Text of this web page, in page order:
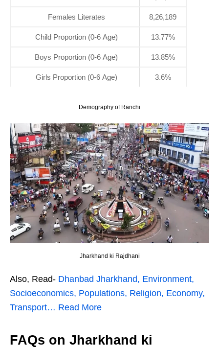
Females Literates 8,26,189
Child Proportion (0-6 Age) 13.77%
Boys Proportion (0-6 Age) 13.85%
Girls Proportion (0-6 Age) 3.6%
Demography of Ranchi
Jharkhand ki Rajdhani
Also, Read- Dhanbad Jharkhand, Environment,
Socioeconomics, Populations, Religion, Economy,
Transport… Read More
FAQs on Jharkhand ki